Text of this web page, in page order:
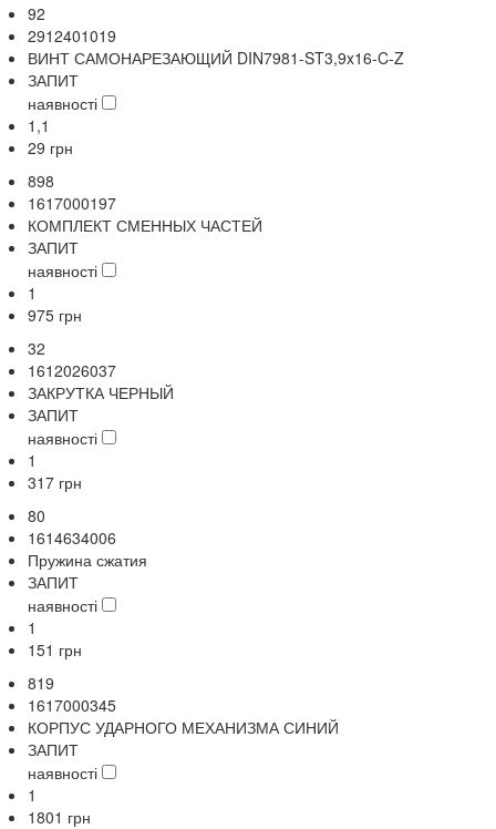
92
2912401019
ВИНТ САМОНАРЕЗАЮЩИЙ DIN7981-ST3,9x16-C-Z
ЗАПИТ
наявності
1,1
29 грн
898
1617000197
КОМПЛЕКТ СМЕННЫХ ЧАСТЕЙ
ЗАПИТ
наявності
1
975 грн
32
1612026037
ЗАКРУТКА ЧЕРНЫЙ
ЗАПИТ
наявності
1
317 грн
80
1614634006
Пружина сжатия
ЗАПИТ
наявності
1
151 грн
819
1617000345
КОРПУС УДАРНОГО МЕХАНИЗМА СИНИЙ
ЗАПИТ
наявності
1
1801 грн